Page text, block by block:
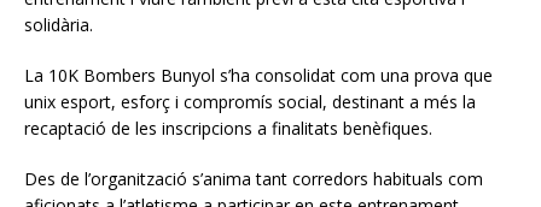
solidària.
La 10K Bombers Bunyol s’ha consolidat com una prova que
unix esport, esforç i compromís social, destinant a més la
recaptació de les inscripcions a finalitats benèfiques.
Des de l’organització s’anima tant corredors habituals com